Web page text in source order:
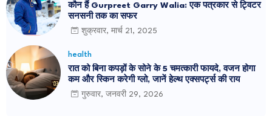
कौन हैं Gurpreet Garry Walia: एक पत्रकार से ट्विटर
सनसनी तक का सफर
शुक्रवार, मार्च 21, 2025
health
रात को बिना कपड़ों के सोने के 5 चमत्कारी फायदे, वजन होगा
कम और स्किन करेगी ग्लो, जानें हेल्थ एक्सपर्ट्स की राय
गुरुवार, जनवरी 29, 2026